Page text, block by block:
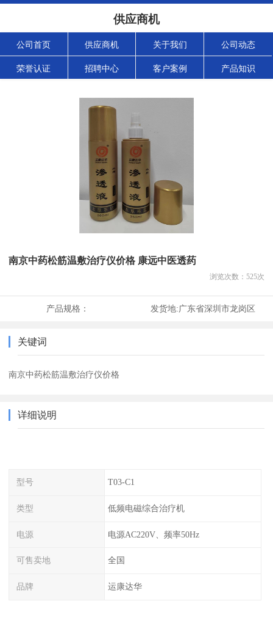
供应商机
公司首页 供应商机 关于我们 公司动态
荣誉认证 招聘中心 客户案例 产品知识
南京中药松筋温敷治疗仪价格 康远中医透药
浏览次数： 525次
产品规格： 发货地:广东省深圳市龙岗区
关键词
南京中药松筋温敷治疗仪价格
详细说明
型号 T03-C1
类型 低频电磁综合治疗机
电源 电源AC220V、频率50Hz
可售卖地 全国
品牌 运康达华